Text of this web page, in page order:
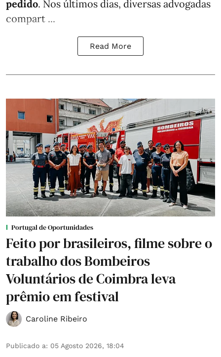
pedido. Nos últimos dias, diversas advogadas
compart ...
Read More
Portugal de Oportunidades
Feito por brasileiros, filme sobre o
trabalho dos Bombeiros
Voluntários de Coimbra leva
prêmio em festival
Caroline Ribeiro
Publicado a: 05 Agosto 2026, 18:04